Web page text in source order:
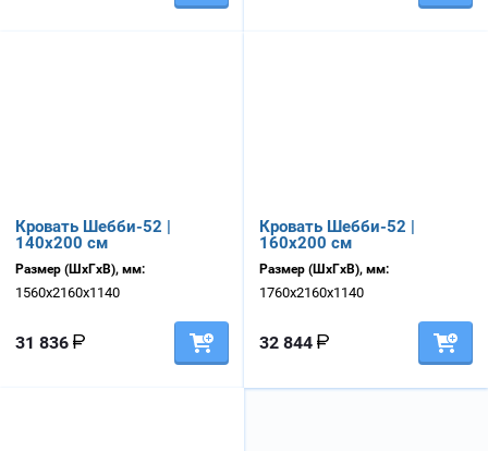
Кровать Шебби-52 |
140х200 см
Размер (ШхГхВ), мм:
1560х2160х1140
31 836
Кровать Шебби-52 |
160х200 см
Размер (ШхГхВ), мм:
1760х2160х1140
32 844